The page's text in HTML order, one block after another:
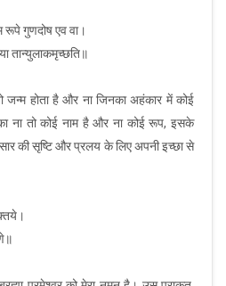
रूपे गुणदोष एव वा।
तान्युलाकमृच्छति॥
जन्म होता है और ना जिनका अहंकार में कोई
ना तो कोई नाम है और ना कोई रूप, इसके
की सृष्टि और प्रलय के लिए अपनी इच्छा से